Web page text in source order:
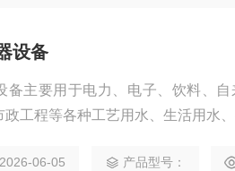
设备
备主要用于电力、电子、饮料、
政工程等各种工艺用水、生活用水
06-05 产品型号：